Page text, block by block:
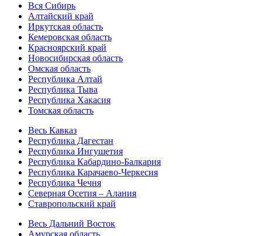
Вся Сибирь
Алтайский край
Иркутская область
Кемеровская область
Красноярский край
Новосибирская область
Омская область
Республика Алтай
Республика Тыва
Республика Хакасия
Томская область
Весь Кавказ
Республика Дагестан
Республика Ингушетия
Республика Кабардино-Балкария
Республика Карачаево-Черкесия
Республика Чечня
Северная Осетия – Алания
Ставропольский край
Весь Дальний Восток
Амурская область